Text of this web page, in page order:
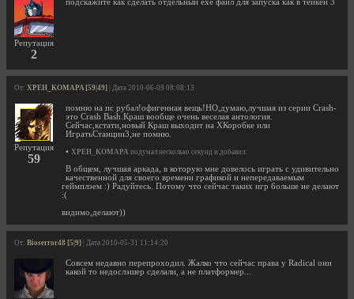
Репутация
2
подскажите как сделать отдельный exe файл для запуска как в тейкен 3
От: XPEH_KOMAPA [59|49] | Дата 2010-06-09 08:08:13
Репутация
59
помню на пс рубал!офигенная вещь!НО,думаю,лучшая из серии Crash-
это Crash Bash.Краш вообще очень веселая антология.
Сейчас,кстати,новый Краш выходит на ХКоробке или
ИгратьСтанции3,не помню.
• XPEH_KOMAPA подумал несколько секунд и добавил:
В общем, лучшая аркада, в которую мне довелось играть с удивительно
качественной для своего времени графикой и непередаваемым
геймплэем :) Радуйтесь. Потому что сейчас таких игр больше не делают
:(
видимо,делают))
От: Bioserror48 [5|9] | Дата 2010-05-31 11:14:20
Совсем недавно перепроходил. Жалко что сейчас права у Radical они
какой то недослэшер сделали, а не платформер...